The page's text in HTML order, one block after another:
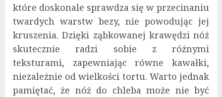
które doskonale sprawdza się w przecinaniu
twardych warstw bezy, nie powodując jej
kruszenia. Dzięki ząbkowanej krawędzi nóż
skutecznie radzi sobie z różnymi
teksturami, zapewniając równe kawałki,
niezależnie od wielkości tortu. Warto jednak
pamiętać, że nóż do chleba może nie być